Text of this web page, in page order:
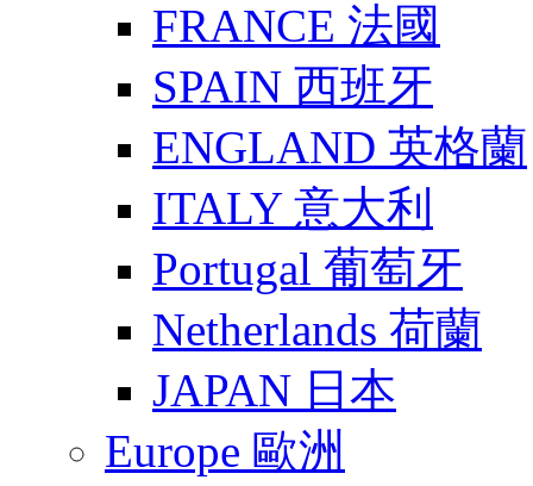
FRANCE 法國
SPAIN 西班牙
ENGLAND 英格蘭
ITALY 意大利
Portugal 葡萄牙
Netherlands 荷蘭
JAPAN 日本
Europe 歐洲